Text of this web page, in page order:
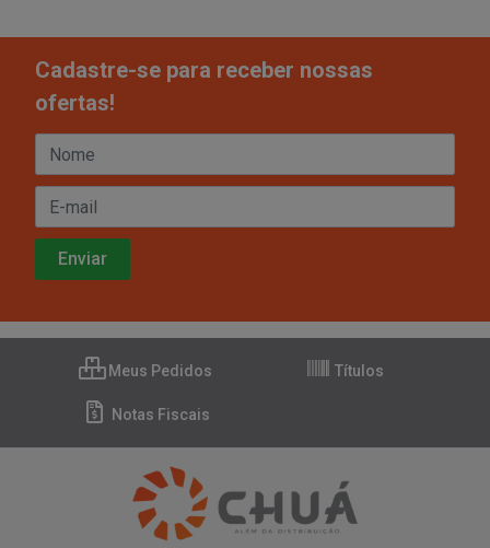
Cadastre-se para receber nossas
ofertas!
Meus Pedidos Títulos
Notas Fiscais